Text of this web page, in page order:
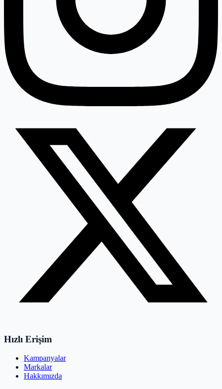
Hızlı Erişim
Kampanyalar
Markalar
Hakkımızda